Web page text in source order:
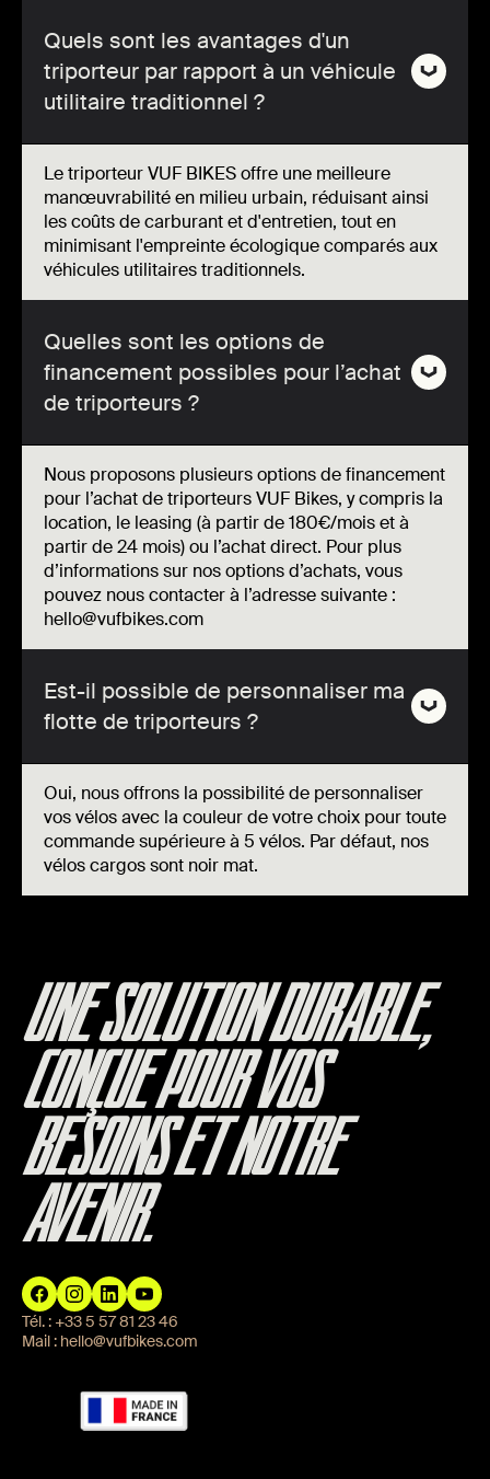
Quels sont les avantages d'un
triporteur par rapport à un véhicule
utilitaire traditionnel ?
Le triporteur VUF BIKES offre une meilleure
manœuvrabilité en milieu urbain, réduisant ainsi
les coûts de carburant et d'entretien, tout en
minimisant l'empreinte écologique comparés aux
véhicules utilitaires traditionnels.
Quelles sont les options de
financement possibles pour l’achat
de triporteurs ?
Nous proposons plusieurs options de financement
pour l’achat de triporteurs VUF Bikes, y compris la
location, le leasing (à partir de 180€/mois et à
partir de 24 mois) ou l’achat direct. Pour plus
d’informations sur nos options d’achats, vous
pouvez nous contacter à l’adresse suivante :
hello@vufbikes.com
Est-il possible de personnaliser ma
flotte de triporteurs ?
Oui, nous offrons la possibilité de personnaliser
vos vélos avec la couleur de votre choix pour toute
commande supérieure à 5 vélos. Par défaut, nos
vélos cargos sont noir mat.
UNE SOLUTION DURABLE,
CONÇUE POUR VOS
BESOINS ET NOTRE
AVENIR.
Tél. : +33 5 57 81 23 46
Mail : hello@vufbikes.com